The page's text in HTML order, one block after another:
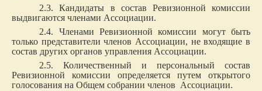
2.3. Кандидаты в состав Ревизионной комиссии
выдвигаются членами Ассоциации.
2.4. Членами Ревизионной комиссии могут быть
только представители членов Ассоциации, не входящие в
состав других органов управления Ассоциации.
2.5. Количественный и персональный состав
Ревизионной комиссии определяется путем открытого
голосования на Общем собрании членов Ассоциации.